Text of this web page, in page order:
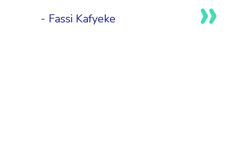
Fassi Kafyeke